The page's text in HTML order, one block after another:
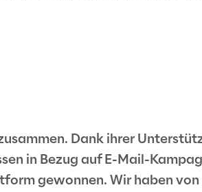
Dank ihrer
in Bezug auf E-Mail-
gewonnen. Wir haben von